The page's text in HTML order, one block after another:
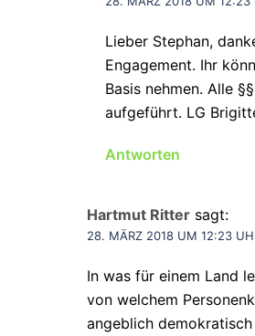
Lieber Stephan,
Engagement. Ihr
Basis nehmen. Alle
aufgeführt. LG
Antworten
Hartmut Ritter sagt:
28. MÄRZ 2018 UM 12:23
In was für einem Land
von welchem
angeblich